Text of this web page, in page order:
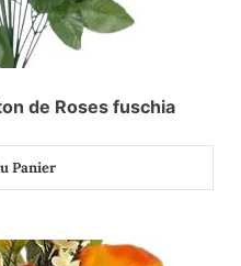
de Roses fuschia
Panier